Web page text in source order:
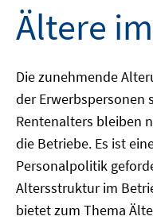
Ältere
Die zunehmende
der Erwerbspersonen
Rentenalters bleiben
die Betriebe. Es ist
Personalpolitik
Altersstruktur im
bietet zum Thema